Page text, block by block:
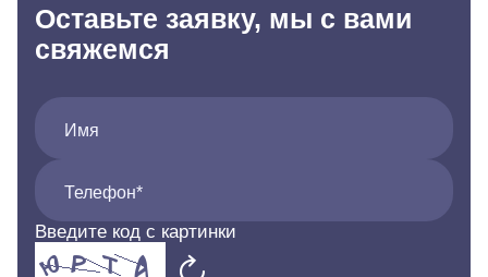
Оставьте заявку, мы с вами
свяжемся
Имя
Телефон*
Введите код с картинки